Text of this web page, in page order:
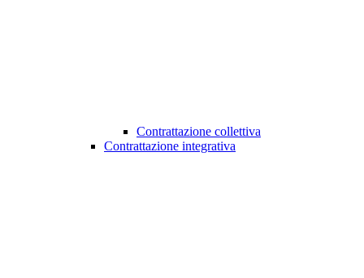
Contrattazione collettiva
Contrattazione integrativa